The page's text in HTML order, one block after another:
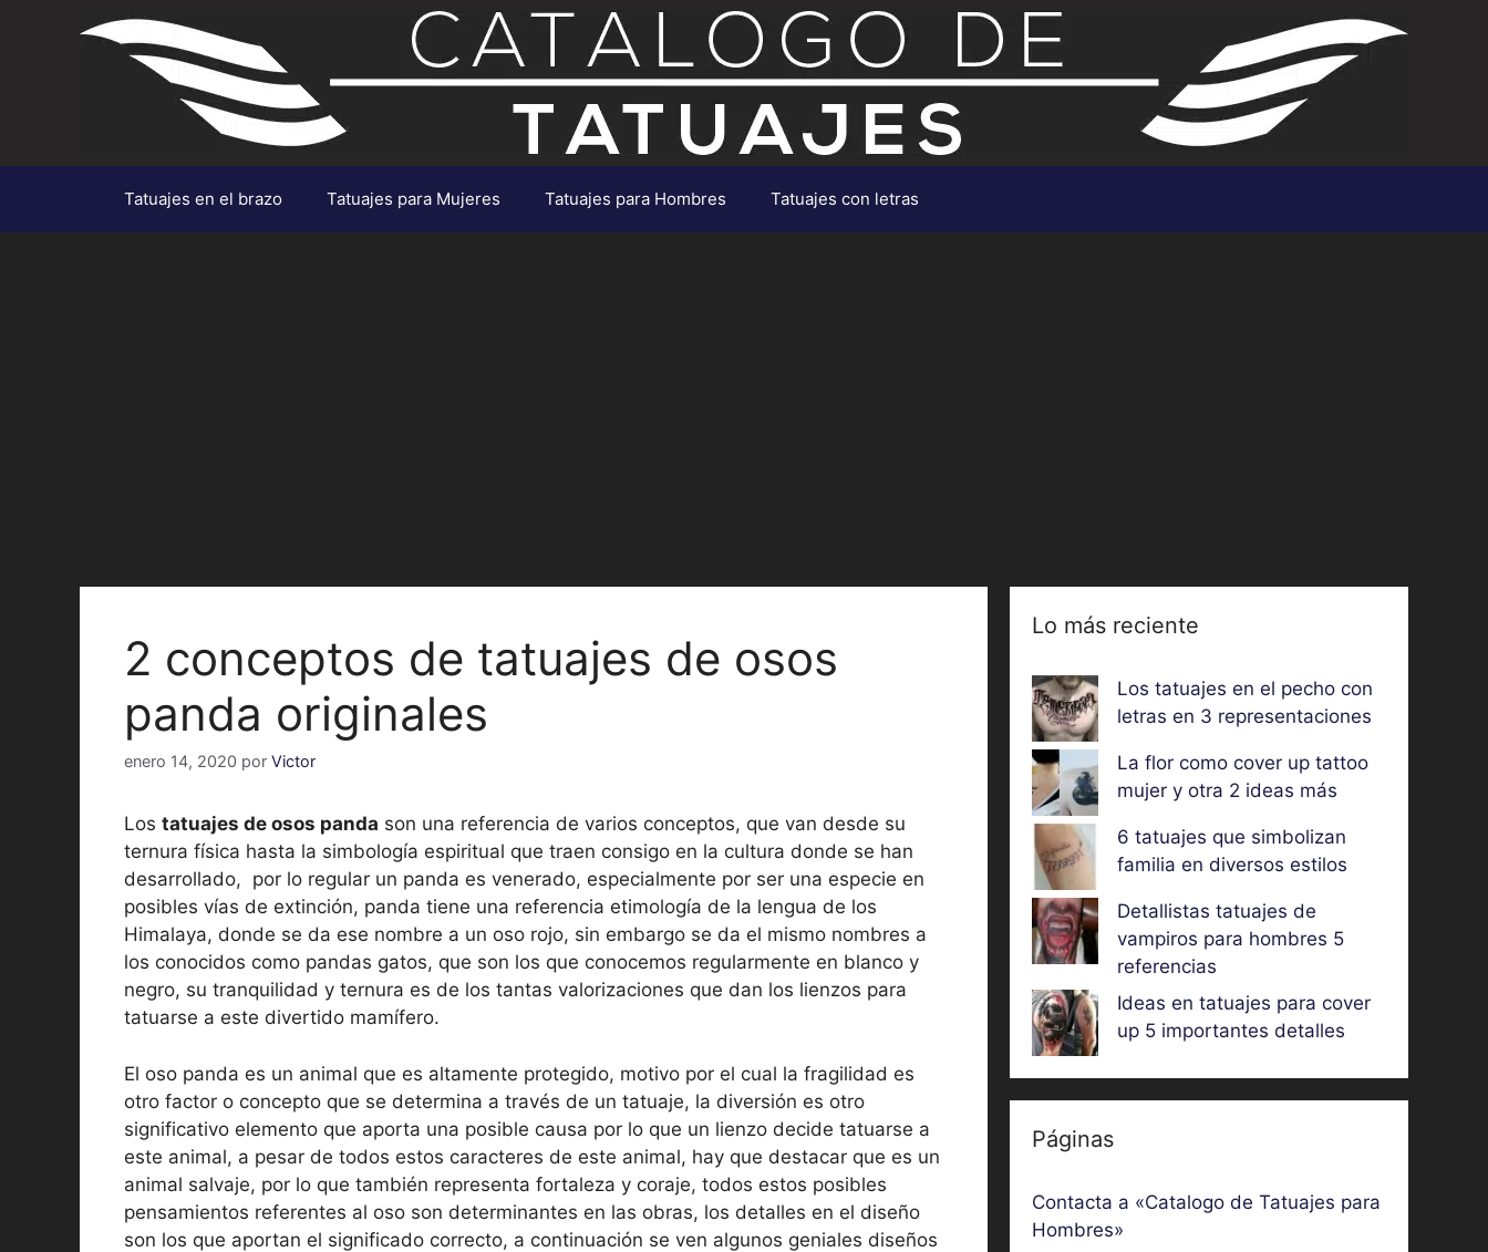
Tatuajes en el brazo Tatuajes para Mujeres Tatuajes para Hombres Tatuajes con letras
2 conceptos de tatuajes de osos
panda originales
enero 14, 2020 por Victor
Los tatuajes de osos panda son una referencia de varios conceptos, que van desde su
ternura física hasta la simbología espiritual que traen consigo en la cultura donde se han
desarrollado, por lo regular un panda es venerado, especialmente por ser una especie en
posibles vías de extinción, panda tiene una referencia etimología de la lengua de los
Himalaya, donde se da ese nombre a un oso rojo, sin embargo se da el mismo nombres a
los conocidos como pandas gatos, que son los que conocemos regularmente en blanco y
negro, su tranquilidad y ternura es de los tantas valorizaciones que dan los lienzos para
tatuarse a este divertido mamífero.
El oso panda es un animal que es altamente protegido, motivo por el cual la fragilidad es
otro factor o concepto que se determina a través de un tatuaje, la diversión es otro
significativo elemento que aporta una posible causa por lo que un lienzo decide tatuarse a
este animal, a pesar de todos estos caracteres de este animal, hay que destacar que es un
animal salvaje, por lo que también representa fortaleza y coraje, todos estos posibles
pensamientos referentes al oso son determinantes en las obras, los detalles en el diseño
son los que aportan el significado correcto, a continuación se ven algunos geniales diseños
Lo más reciente
Los tatuajes en el pecho con
letras en 3 representaciones
La flor como cover up tattoo
mujer y otra 2 ideas más
6 tatuajes que simbolizan
familia en diversos estilos
Detallistas tatuajes de
vampiros para hombres 5
referencias
Ideas en tatuajes para cover
up 5 importantes detalles
Páginas
Contacta a «Catalogo de Tatuajes para
Hombres»